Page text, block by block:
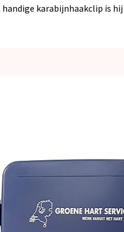
karabijnhaakclip is